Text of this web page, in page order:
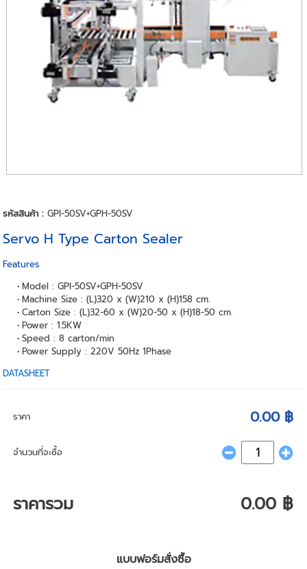
รหัสสินค้า :GPI-50SV+GPH-50SV
Servo H Type Carton Sealer
Features
Model : GPI-50SV+GPH-50SV
Machine Size : (L)320 x (W)210 x (H)158 cm.
Carton Size : (L)32-60 x (W)20-50 x (H)18-50 cm.
Power : 1.5KW
Speed : 8 carton/min
Power Supply : 220V 50Hz 1Phase
DATASHEET
ราคา 0.00 ฿
จำนวนที่จะซื้อ
ราคารวม 0.00 ฿
แบบฟอร์มสั่งซื้อ